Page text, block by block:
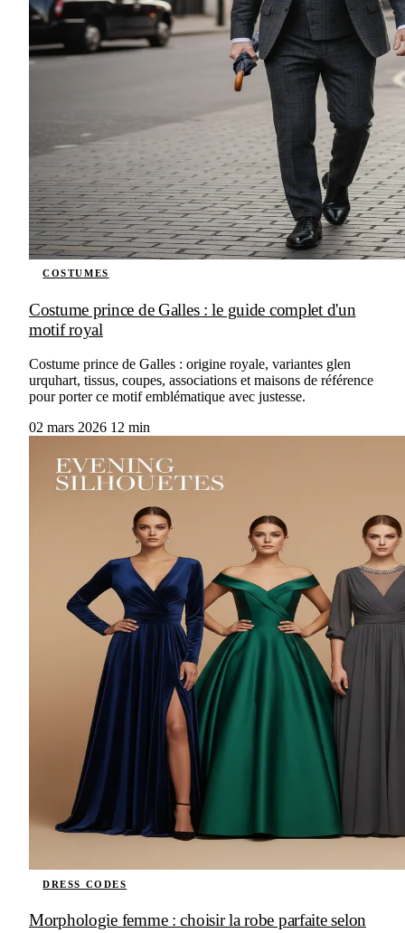
COSTUMES
Costume prince de Galles : le guide complet d'un
motif royal
Costume prince de Galles : origine royale, variantes glen
urquhart, tissus, coupes, associations et maisons de référence
pour porter ce motif emblématique avec justesse.
02 mars 2026 12 min
DRESS CODES
Morphologie femme : choisir la robe parfaite selon